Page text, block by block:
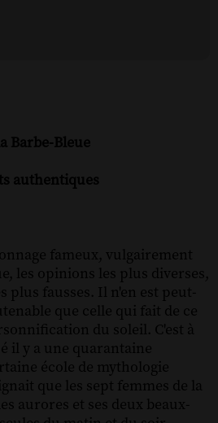
Barbe-Bleue
authentiques
fameux, vulgairement
les opinions les plus diverses,
plus fausses. Il n'en est peut-
que celle qui fait de ce
du soleil. C'est à
il y a une quarantaine
école de mythologie
que les sept femmes de la
aurores et ses deux beaux-